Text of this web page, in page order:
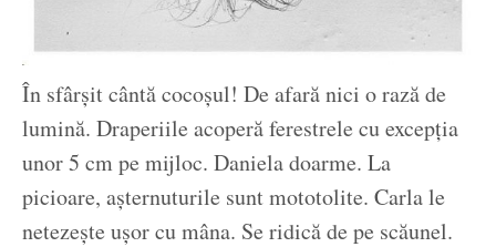
În sfârșit cântă cocoșul! De afară nici o rază de
lumină. Draperiile acoperă ferestrele cu excepția
unor 5 cm pe mijloc. Daniela doarme. La
picioare, așternuturile sunt mototolite. Carla le
netezește ușor cu mâna. Se ridică de pe scăunel.